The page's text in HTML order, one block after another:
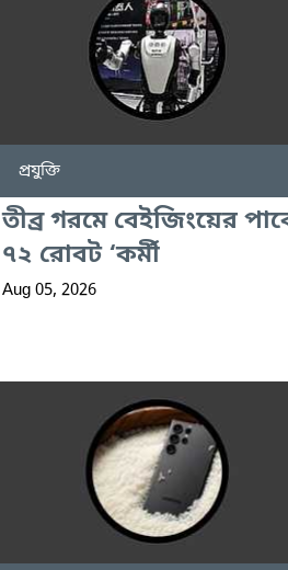
প্রযুক্তি
তীব্র গরমে বেইজিংয়ের
৭২ রোবট ‘কর্মী
Aug 05, 2026